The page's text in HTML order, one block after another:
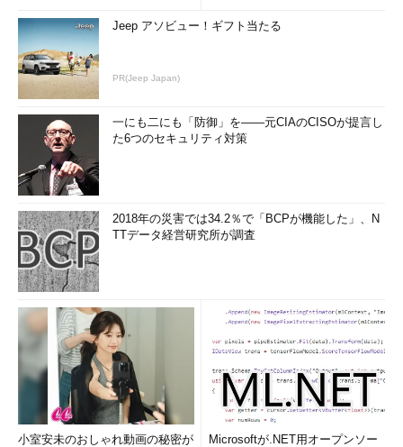
Jeep アソビュー！ギフト当たる
PR(Jeep Japan)
一にも二にも「防御」を――元CIAのCISOが提言し
た6つのセキュリティ対策
2018年の災害では34.2％で「BCPが機能した」、N
TTデータ経営研究所が調査
小室安未のおしゃれ動画の秘密が
Microsoftが.NET用オープンソー